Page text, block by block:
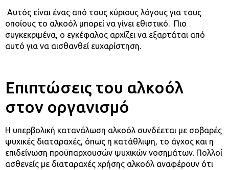
Αυτός είναι ένας από τους κύριους λόγους για τους
οποίους το αλκοόλ μπορεί να γίνει εθιστικό. Πιο
συγκεκριμένα, ο εγκέφαλος αρχίζει να εξαρτάται από
αυτό για να αισθανθεί ευχαρίστηση.
Επιπτώσεις του αλκοόλ
στον οργανισμό
Η υπερβολική κατανάλωση αλκοόλ συνδέεται με σοβαρές
ψυχικές διαταραχές, όπως η κατάθλιψη, το άγχος και η
επιδείνωση προϋπαρχουσών ψυχικών νοσημάτων. Πολλοί
ασθενείς με διαταραχές χρήσης αλκοόλ αναφέρουν ότι